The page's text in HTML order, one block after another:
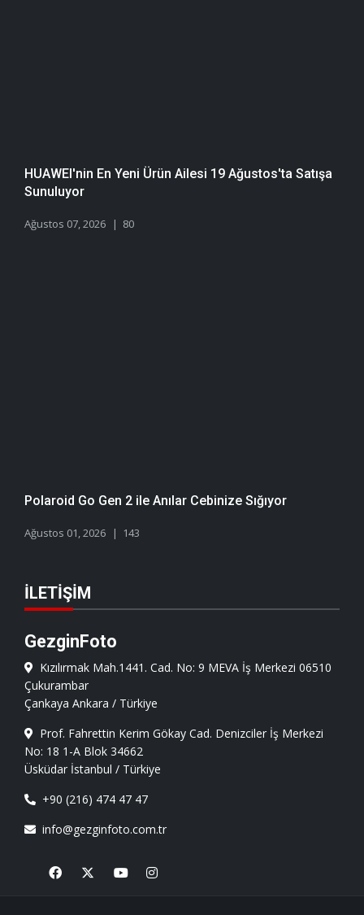
HUAWEI'nin En Yeni Ürün Ailesi 19 Ağustos'ta Satışa
Sunuluyor
Ağustos 07, 2026 80
Polaroid Go Gen 2 ile Anılar Cebinize Sığıyor
Ağustos 01, 2026 143
İLETIŞIM
GezginFoto
Kızılırmak Mah.1441. Cad. No: 9 MEVA İş Merkezi 06510
Çukurambar
Çankaya Ankara / Türkiye
Prof. Fahrettin Kerim Gökay Cad. Denizciler İş Merkezi
No: 18 1-A Blok 34662
Üsküdar İstanbul / Türkiye
+90 (216) 474 47 47
info@gezginfoto.com.tr